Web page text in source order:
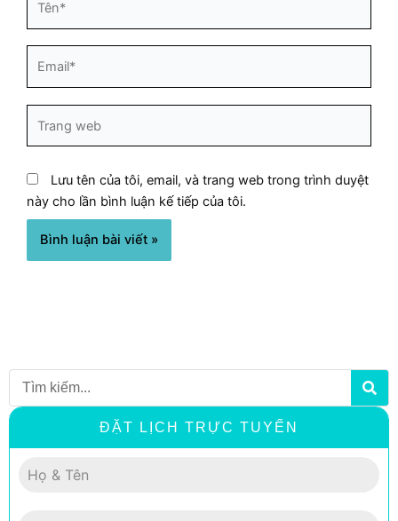
web
Lưu tên của tôi, email, và trang web trong trình duyệt
này cho lần bình luận kế tiếp của tôi.
Search
ĐẶT LỊCH TRỰC TUYẾN